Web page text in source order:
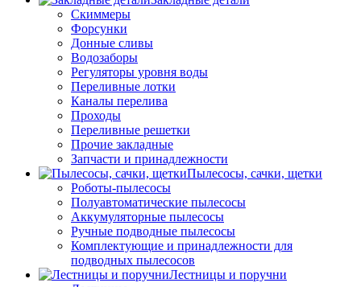
Скиммеры
Форсунки
Донные сливы
Водозаборы
Регуляторы уровня воды
Переливные лотки
Каналы перелива
Проходы
Переливные решетки
Прочие закладные
Запчасти и принадлежности
Пылесосы, сачки, щетки
Роботы-пылесосы
Полуавтоматические пылесосы
Аккумуляторные пылесосы
Ручные подводные пылесосы
Комплектующие и принадлежности для
подводных пылесосов
Лестницы и поручни